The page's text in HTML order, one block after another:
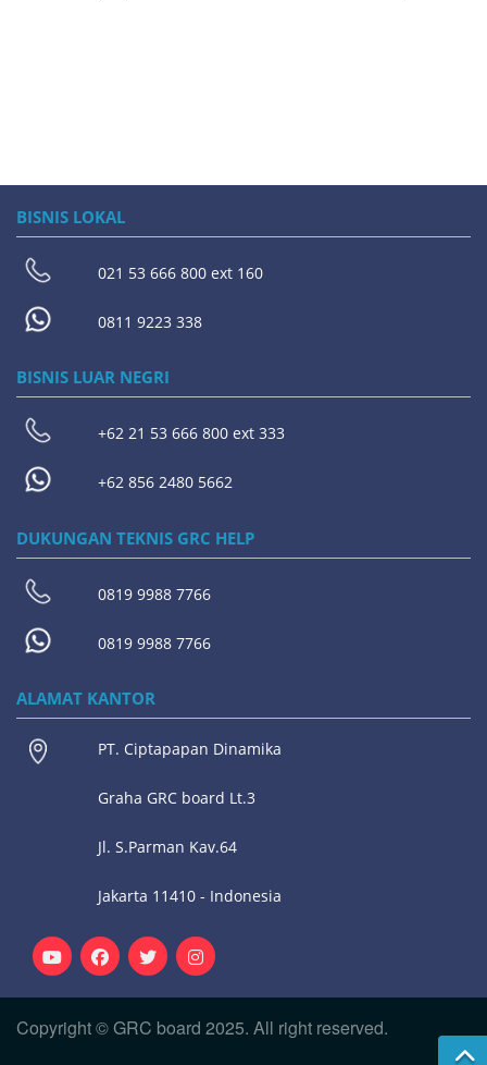
BISNIS LOKAL
021 53 666 800 ext 160
0811 9223 338
BISNIS LUAR NEGRI
+62 21 53 666 800 ext 333
+62 856 2480 5662
DUKUNGAN TEKNIS GRC HELP
0819 9988 7766
0819 9988 7766
ALAMAT KANTOR
PT. Ciptapapan Dinamika
Graha GRC board Lt.3
Jl. S.Parman Kav.64
Jakarta 11410 - Indonesia
Copyright © GRC board 2025. All right reserved.